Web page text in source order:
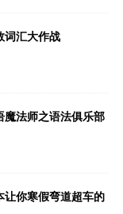
汇大作战
法师之语法俱乐部
你寒假弯道超车的